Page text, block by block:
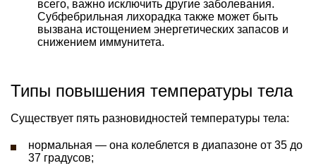
всего, важно исключить другие заболевания.
Субфебрильная лихорадка также может быть
вызвана истощением энергетических запасов и
снижением иммунитета.
Типы повышения температуры тела
Существует пять разновидностей температуры тела:
нормальная — она колеблется в диапазоне от 35 до
37 градусов;